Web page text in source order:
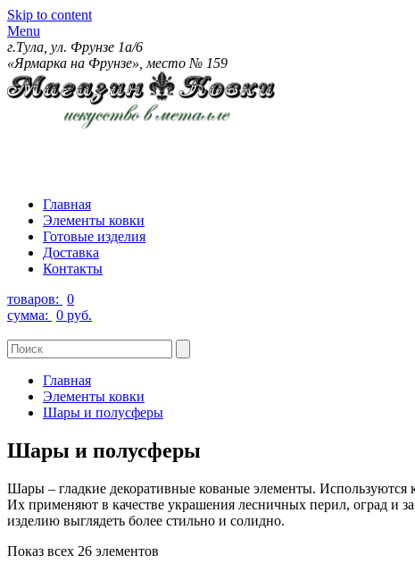
Skip to content
Menu
г.Тула, ул. Фрунзе 1а/6
«Ярмарка на Фрунзе», место № 159
Главная
Элементы ковки
Готовые изделия
Доставка
Контакты
товаров: 0
сумма: 0 руб.
Главная
Элементы ковки
Шары и полусферы
Шары и полусферы
Шары – гладкие декоративные кованые элементы. Используются
Их применяют в качестве украшения лесничных перил, оград и
изделию выглядеть более стильно и солидно.
Показ всех 26 элементов